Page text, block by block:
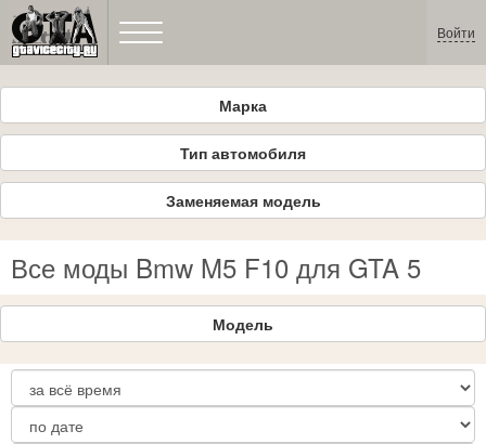
Войти
Марка
Тип автомобиля
Заменяемая модель
Все моды Bmw M5 F10 для GTA 5
Модель